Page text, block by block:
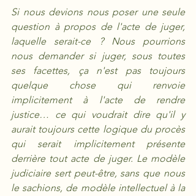
Si nous devions nous poser une seule
question à propos de l'acte de juger,
laquelle serait-ce ? Nous pourrions
nous demander si juger, sous toutes
ses facettes, ça n'est pas toujours
quelque chose qui renvoie
implicitement à l'acte de rendre
justice… ce qui voudrait dire qu'il y
aurait toujours cette logique du procès
qui serait implicitement présente
derrière tout acte de juger. Le modèle
judiciaire sert peut-être, sans que nous
le sachions, de modèle intellectuel à la